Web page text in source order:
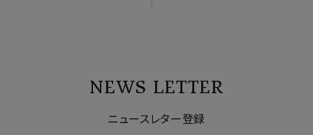
NEWS LETTER
ニュースレター登録